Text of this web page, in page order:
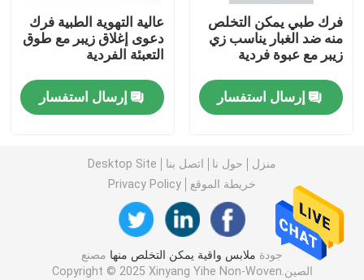
أقمشة غير منسوجة SMS
PP أقمشة غير منسوجة
ثوب العزلة المتاح
معطف مختبر يمكن التخلص منه
العباءات الكيمونو المتاح
فرك طبي يمكن التخلص
منه ضد الغبار يناسب زي
زيبر مع عبوة فردية
إرسال استفسار
عالية التهوية الطبية فرك
دعوى إغلاق زيبر مع طوق
التعبئة الفردية
إرسال استفسار
منزل حول نا اتصل بنا
Desktop Site
خريطة الموقع
Privacy Policy
جودة ملابس واقية يمكن التخلص منها مصنع
الصين.Copyright © 2025 Xinyang Yihe Non-Woven